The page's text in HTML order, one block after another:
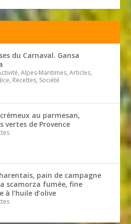
du Carnaval. Gansa
Alpes-Maritimes, Articles,
Recettes, Société
au parmesan,
vertes de Provence
pain de campagne
scamorza fumée, fine
à l’huile d’olive